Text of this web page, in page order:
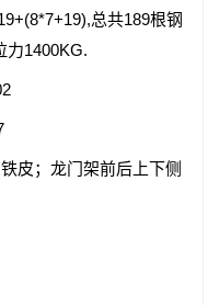
总共189根钢
力1400KG.
皮；龙门架前后上下侧